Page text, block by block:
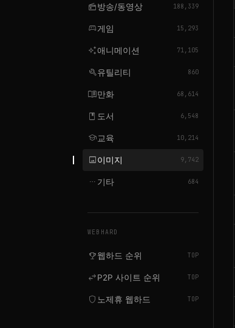
radio방송/동영상 188,339
sports_esports게임 15,293
auto_awesome애니메이션 71,105
build유틸리티 860
menu_book만화 68,614
book 도서 6,548
school교육 10,214
image이미지 9,742
more_horiz 기타 684
WEBHARD
emoji_events웹하드 순위 TOP
swap_horizP2P 사이트 순위 TOP
shield 노제휴 웹하드 TOP